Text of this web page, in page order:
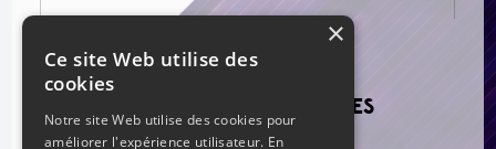
VOIR LES NOUVEAUX MESSAGES
×
Ce site Web utilise des
cookies
Notre site Web utilise des cookies pour
améliorer l'expérience utilisateur. En